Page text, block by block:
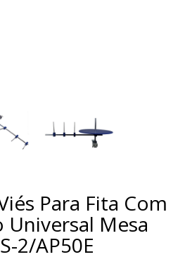
Para Fita Com
Universal Mesa
2/AP50E